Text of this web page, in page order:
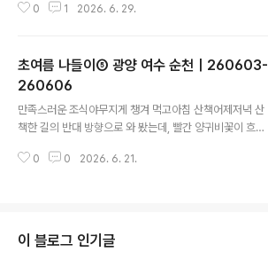
리카노 ㅋㅋ 서동공원 충남 부여군 부여읍 동남리 149 지
원분이 열어주셨다.날씨 참 좋다.체크인 시간(16:00)보다
곱디고운 제라늄이 활짝 피었다.우리가 묵을 캐빈하우
스!!!!! 바람로 2호. 물가에 있는 캐빈하우스는 침대가 전부
더블베드라서, 선택지가 바람로 캐빈하우스밖에 없었지만,
동화 속에 나오는 집 같아서 만족스러웠다.내부는 아기자
기하다. 사진 속에는 안 보이지만, 정수기와 냉장고, 책상도
있다. 아무래도 건물보다는 밤에 쌀쌀해서인지 바닥난방은
0 1 2026. 6. 29.
초여름 나들이⑤ 광양 여수 순천｜260603-
260606
만족스러운 조식야무지게 챙겨 먹고아침 산책어제저녁 산
책한 길의 반대 방향으로 와 봤는데, 빨간 양귀비꽃이 흐드
김에, 자동차검사소에서 정기 자동차검사 중. 최종 목적지
시간도 별로 안 걸리고, 길이 엄청 편했다. 미평저수지 전남
여수시 미평동 79 이왕 여수에 온 김에, 여수자동차검사소
0 0 2026. 6. 21.
이 블로그 인기글